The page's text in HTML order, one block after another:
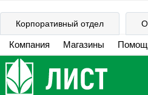
Корпоративный отдел
Компания Магазины